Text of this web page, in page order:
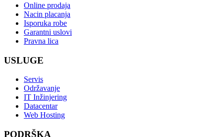
Online prodaja
Nacin placanja
Isporuka robe
Garantni uslovi
Pravna lica
USLUGE
Servis
Održavanje
IT Inžinjering
Datacentar
Web Hosting
PODRŠKA